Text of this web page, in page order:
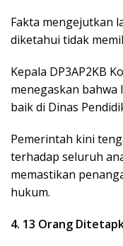
Fakta mengejutkan
diketahui tidak
Kepala DP3AP2KB
menegaskan
baik di Dinas
Pemerintah kini
terhadap seluruh
memastikan
hukum.
4. 13 Orang